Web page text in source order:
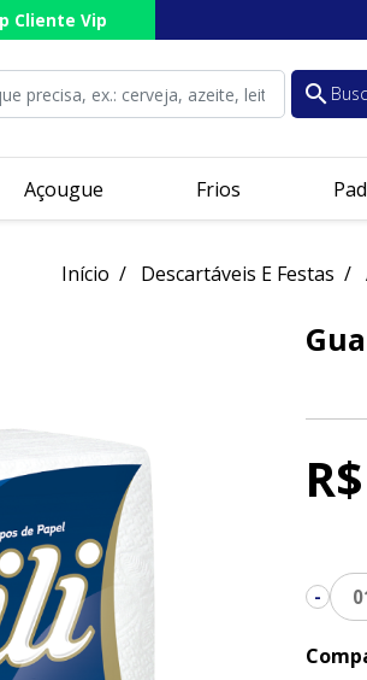
Cliente Vip
search
Açougue Frios
Início Descartáveis E Festas
-